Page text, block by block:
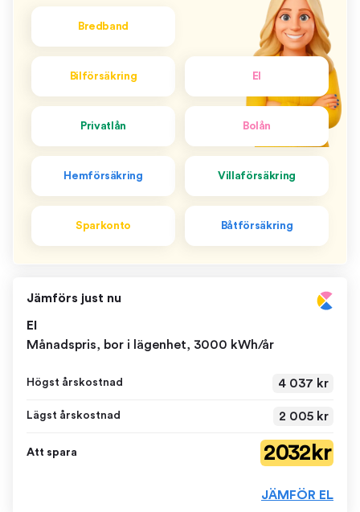
Bredband
Bilförsäkring El
Privatlån Bolån
Hemförsäkring Villaförsäkring
Sparkonto Båtförsäkring
Jämförs just nu
El
Månadspris, bor i lägenhet, 3000 kWh/år
Högst årskostnad 4 037 kr
Lägst årskostnad 2 005 kr
Att spara 2 032 kr
JÄMFÖR EL